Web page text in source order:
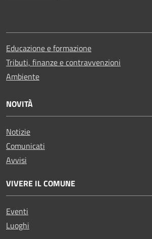
Educazione e formazione
Tributi, finanze e contravvenzioni
Ambiente
NOVITÀ
Notizie
Comunicati
Avvisi
VIVERE IL COMUNE
Eventi
Luoghi